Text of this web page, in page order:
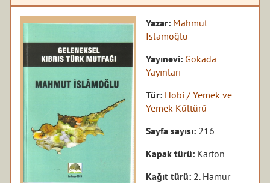
Yazar: Mahmut
İslamoğlu
Yayınevi: Gökada
Yayınları
Tür: Hobi / Yemek ve
Yemek Kültürü
Sayfa sayısı: 216
Kapak türü: Karton
Kağıt türü: 2. Hamur